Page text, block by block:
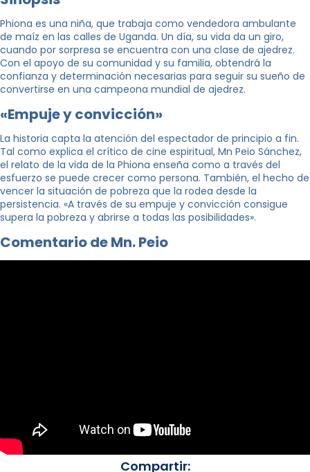
Phiona es una niña, que trabaja como vendedora ambulante
de maíz en las calles de Uganda. Un día, su vida da un giro,
cuando por sorpresa se encuentra con una clase de ajedrez.
Con el apoyo de su comunidad y su familia, obtendrá la
confianza y determinación necesarias para seguir su sueño de
convertirse en una campeona mundial de ajedrez.
«Empuje y convicción»
La historia capta la atención del espectador de principio a fin.
Tal como explica el crítico de cine espiritual, Mn Peio Sánchez,
el relato de la vida de la Phiona enseña como a través del
esfuerzo se puede crecer como persona. También, el hecho de
vencer la situación de pobreza que la rodea desde la
persistencia. «A través de su empuje y convicción consigue
supera la pobreza y abrirse a todas las posibilidades».
Comentario de Mn. Peio
Compartir: